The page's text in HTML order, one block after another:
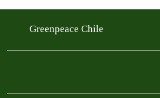
Greenpeace Chile